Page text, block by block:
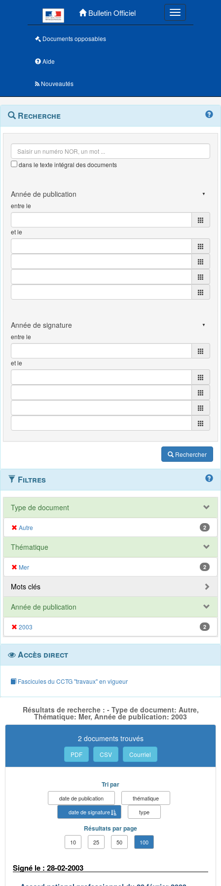
Bulletin Officiel Toggle
Documents opposables
Aide
Nouveautés
Navigation
outils
Menu
contextuel
Recherche
dans le texte intégral des documents
entre le
et le
entre le
et le
Rechercher
Filtres
Type de document
Autre 2
Thématique
Mer 2
Mots clés
Année de publication
2003 2
Accès direct
Fascicules du CCTG "travaux" en vigueur
Résultats de recherche : - Type de document: Autre,
Thématique: Mer, Année de publication: 2003
2 documents trouvés
PDF CSV Courriel
Tri par
date de publication
thématique
date de signature
type
Résultats par page
10 25 50 100
Signé le : 28-02-2003